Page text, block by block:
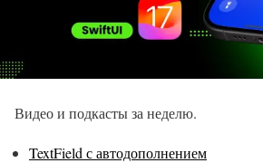
Видео и подкасты за неделю.
TextField с автодополнением